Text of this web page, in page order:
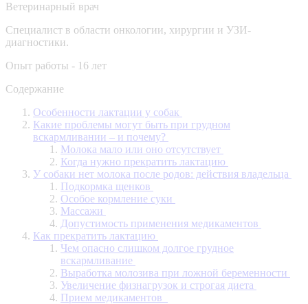
Ветеринарный врач
Специалист в области онкологии, хирургии и УЗИ-
диагностики.
Опыт работы - 16 лет
Содержание
Особенности лактации у собак
Какие проблемы могут быть при грудном
вскармливании – и почему?
Молока мало или оно отсутствует
Когда нужно прекратить лактацию
У собаки нет молока после родов: действия владельца
Подкормка щенков
Особое кормление суки
Массажи
Допустимость применения медикаментов
Как прекратить лактацию
Чем опасно слишком долгое грудное
вскармливание
Выработка молозива при ложной беременности
Увеличение физнагрузок и строгая диета
Прием медикаментов